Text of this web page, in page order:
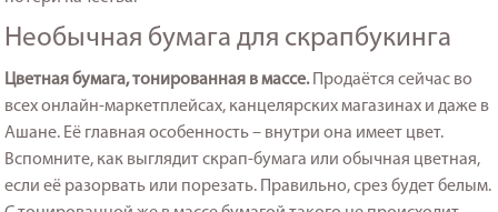
Необычная бумага для скрапбукинга
Цветная бумага, тонированная в массе.Продаётся сейчас во
всех онлайн-маркетплейсах, канцелярских магазинах и даже в
Ашане. Её главная особенность – внутри она имеет цвет.
Вспомните, как выглядит скрап-бумага или обычная цветная,
если её разорвать или порезать. Правильно, срез будет белым.